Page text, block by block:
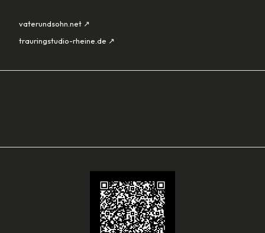
vaterundsohn.net ↗
trauringstudio-rheine.de ↗